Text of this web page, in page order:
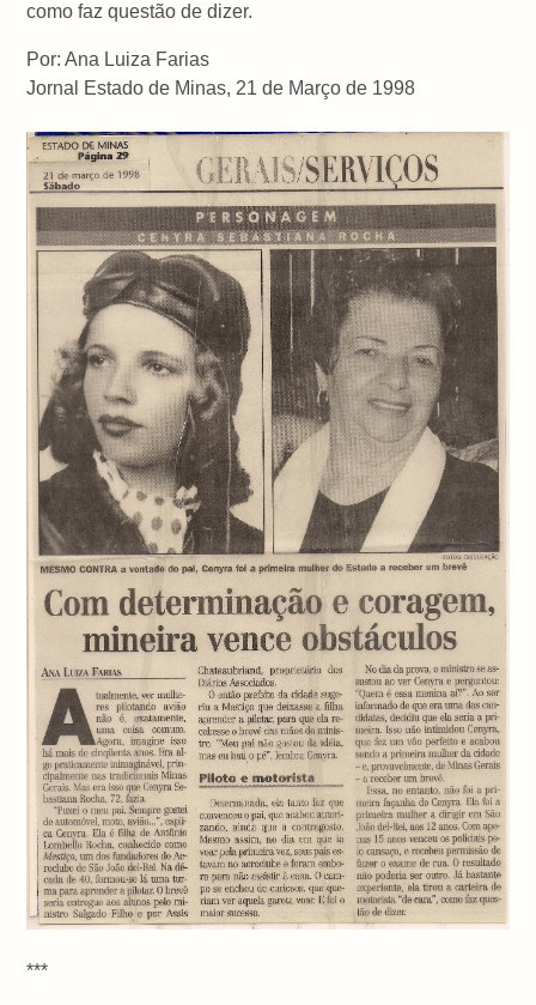
como faz questão de dizer.
Por: Ana Luiza Farias
Jornal Estado de Minas, 21 de Março de 1998
***